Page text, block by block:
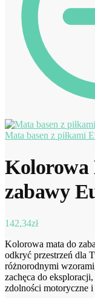
Mata basen z piłkami
Kolorowa
zabawy
142,34zł
Kolorowa mata do
odkryć przestrzeń dla
różnorodnymi
zachęca do
zdolności motoryczne i